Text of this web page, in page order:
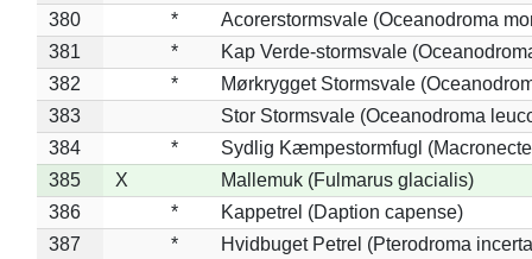
380
*
Acorerstormsvale (Oceanodroma
381
*
Kap Verde-stormsvale
382
*
Mørkrygget Stormsvale
383
Stor Stormsvale (Oceanodroma
384
*
Sydlig Kæmpestormfugl
385
X
Mallemuk (Fulmarus glacialis)
386
*
Kappetrel (Daption capense)
387
*
Hvidbuget Petrel (Pterodroma